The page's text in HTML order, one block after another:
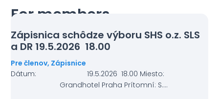
For members
Zápisnica schôdze výboru SHS o.z. SLS
a DR 19.5.2026 18.00
Pre členov, Zápisnice
Dátum: 19.5.2026 18.00 Miesto:
Grandhotel Praha Prítomní: S….